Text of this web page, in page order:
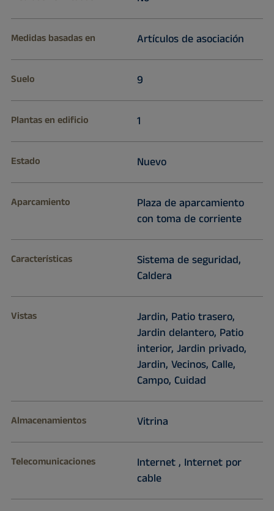
Medidas basadas en Artículos de asociación
Suelo 9
Plantas en edificio 1
Estado Nuevo
Aparcamiento
Plaza de aparcamiento
con toma de corriente
Características
Sistema de seguridad,
Caldera
Vistas
Jardin, Patio trasero,
Jardin delantero, Patio
interior, Jardin privado,
Jardin, Vecinos, Calle,
Campo, Cuidad
Almacenamientos Vitrina
Telecomunicaciones
Internet , Internet por
cable